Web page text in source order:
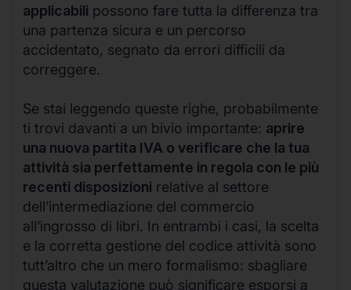
applicabili possono fare tutta la differenza tra
una partenza sicura e un percorso
accidentato, segnato da errori difficili da
correggere.
Se stai leggendo queste righe, probabilmente
ti trovi davanti a un bivio importante: aprire
una nuova partita IVA o verificare che la tua
attività sia perfettamente in regola con le più
recenti disposizioni relative al settore
dell’intermediazione del commercio
all’ingrosso di libri. In entrambi i casi, la scelta
e la corretta gestione del codice attività sono
tutt’altro che un mero formalismo: sbagliare
questa valutazione può significare esporsi a